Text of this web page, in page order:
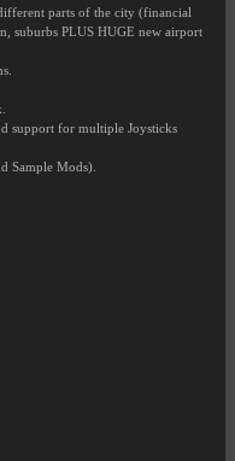
parts of the city (financial
suburbs PLUS HUGE new airport
support for multiple Joysticks
Sample Mods).